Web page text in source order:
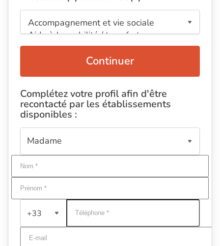
Continuer
Complétez votre profil afin d'être
recontacté par les établissements
disponibles :
+33